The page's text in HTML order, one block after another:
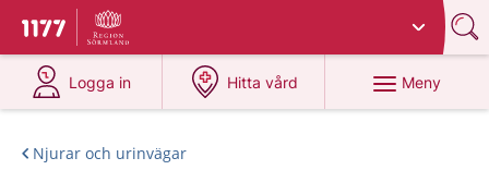
Till startsidan för 1177
Du har valt region
Logga in
på 1177.se
Hitta vård
på 1177.se
Meny
Njurar och urinvägar